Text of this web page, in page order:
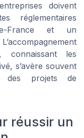
doivent
réglementaires
France et un
les
s’avère souvent
des projets de
réussir un